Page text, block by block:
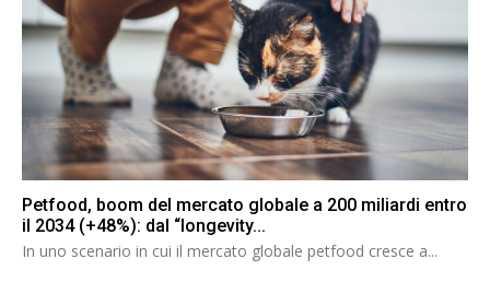
Petfood, boom del mercato globale a 200 miliardi entro
il 2034 (+48%): dal “longevity...
In uno scenario in cui il mercato globale petfood cresce a...